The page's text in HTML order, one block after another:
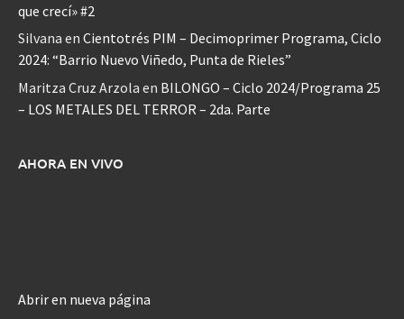
que crecí» #2
Silvana en Cientotrés PIM – Decimoprimer Programa, Ciclo
2024: “Barrio Nuevo Viñedo, Punta de Rieles”
Maritza Cruz Arzola en BILONGO – Ciclo 2024/Programa 25
– LOS METALES DEL TERROR – 2da. Parte
AHORA EN VIVO
Abrir en nueva página